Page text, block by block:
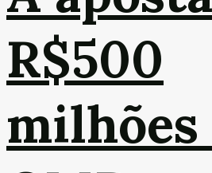
R$500
milhões